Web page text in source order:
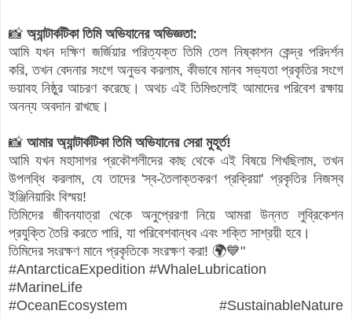
📸 অ্যান্টার্কটিকা তিমি অভিযানের অভিজ্ঞতা:
আমি যখন দক্ষিণ জর্জিয়ার পরিত্যক্ত তিমি তেল নিষ্কাশন কেন্দ্র পরিদর্শন
করি, তখন বেদনার সংগে অনুভব করলাম, কীভাবে মানব সভ্যতা প্রকৃতির সংগে
ভয়াবহ নিষ্ঠুর আচরণ করেছে। অথচ এই তিমিগুলোই আমাদের পরিবেশ রক্ষায়
অনন্য অবদান রাখছে।
📸 আমার অ্যান্টার্কটিকা তিমি অভিযানের সেরা মুহূর্ত!
আমি যখন মহাসাগর প্রকৌশলীদের কাছ থেকে এই বিষয়ে শিখছিলাম, তখন
উপলব্ধি করলাম, যে তাদের 'স্ব-তৈলাক্তকরণ প্রক্রিয়া' প্রকৃতির নিজস্ব
ইঞ্জিনিয়ারিং বিস্ময়!
তিমিদের জীবনযাত্রা থেকে অনুপ্রেরণা নিয়ে আমরা উন্নত লুব্রিকেশন
প্রযুক্তি তৈরি করতে পারি, যা পরিবেশবান্ধব এবং শক্তি সাশ্রয়ী হবে।
তিমিদের সংরক্ষণ মানে প্রকৃতিকে সংরক্ষণ করা! 🌍💙"
#AntarcticaExpedition #WhaleLubrication
#MarineLife
#OceanEcosystem #SustainableNature